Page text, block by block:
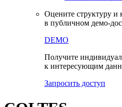
Готовые
Документация
в публичном демо-